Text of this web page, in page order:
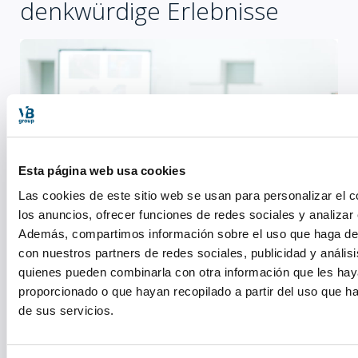
Esta página web usa cookies
Las cookies de este sitio web se usan para personalizar el
los anuncios, ofrecer funciones de redes sociales y analizar
Además, compartimos información sobre el uso que haga
con nuestros partners de redes sociales, publicidad y
quienes pueden combinarla con otra información que les
proporcionado o que hayan recopilado a partir del uso que
de sus servicios.
denkwürdige Erlebnisse
Thoughts become Ideas when they are shared with
the world
UNTERNEHMENSPRÄSENTATIONEN
Unternehmens-, Marken- und Produktpräsentationen sind